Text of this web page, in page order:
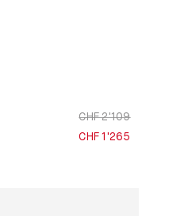
CHF 2'109
CHF 1'265